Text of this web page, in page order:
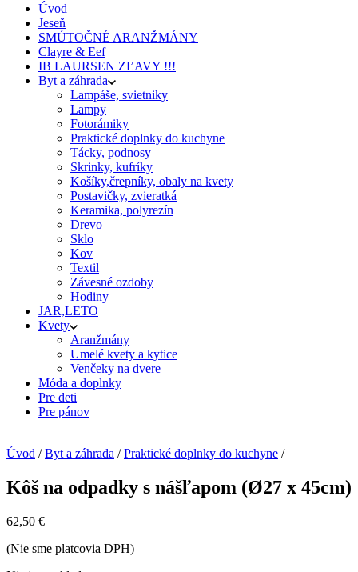
Úvod
Jeseň
SMÚTOČNÉ ARANŽMÁNY
Clayre & Eef
IB LAURSEN ZĽAVY !!!
Byt a záhrada
Lampáše, svietniky
Lampy
Fotorámiky
Praktické doplnky do kuchyne
Tácky, podnosy
Skrinky, kufríky
Košíky,črepníky, obaly na kvety
Postavičky, zvieratká
Keramika, polyrezín
Drevo
Sklo
Kov
Textil
Závesné ozdoby
Hodiny
JAR,LETO
Kvety
Aranžmány
Umelé kvety a kytice
Venčeky na dvere
Móda a doplnky
Pre deti
Pre pánov
Úvod /Byt a záhrada /Praktické doplnky do kuchyne /
Kôš na odpadky s nášľapom (Ø27 x 45cm)
62,50 €
(Nie sme platcovia DPH)